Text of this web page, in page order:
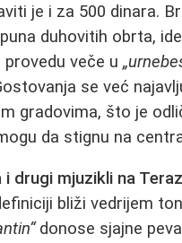
je i za 500 dinara.
duhovitih obrta,
veče u
se već
gradovima, što je
da stignu na
drugi mjuzikli na
bliži vedrijem
donose sjajne